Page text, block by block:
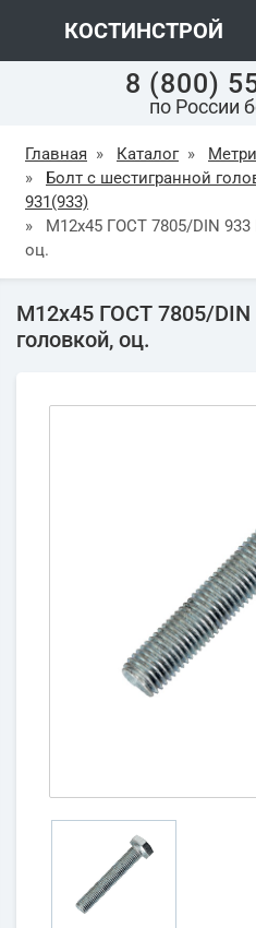
КОСТИНСТРОЙ
8 (800)
по России
Главная » Каталог »
»
Болт с шестигранной
931(933)
»
М12х45 ГОСТ 7805/DIN
оц.
М12х45 ГОСТ 7805/DIN
головкой, оц.